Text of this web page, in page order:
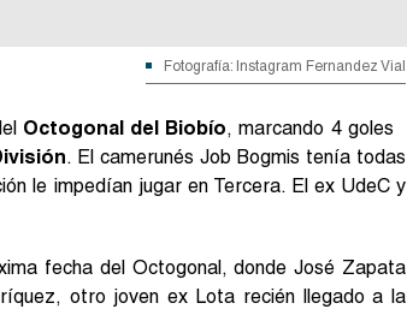
Fotografía: Instagram Fernandez Vial
Octogonal del Biobío, marcando 4 goles
. El camerunés Job Bogmis tenía todas
le impedían jugar en Tercera. El ex UdeC y
fecha del Octogonal, donde José Zapata
otro joven ex Lota recién llegado a la